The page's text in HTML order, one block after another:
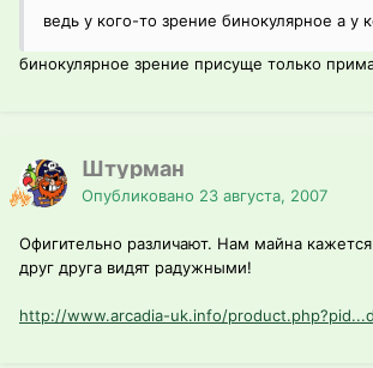
ведь у кого-то зрение бинокулярное а у
бинокулярное зрение присуще только
Штурман
Опубликовано 23 августа, 2007
Офигительно различают. Нам майна
друг друга видят радужными!
http://www.arcadia-uk.info/